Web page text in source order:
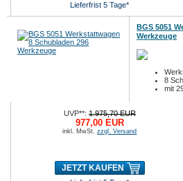
Lieferfrist 5 Tage*
BGS 5051
Werkzeuge
8
mit
UVP**:1.975,70 EUR
977,00 EUR
inkl. MwSt.zzgl. Versand
JETZT KAUFEN